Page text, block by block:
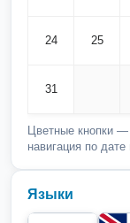
24 25
31
Цветные кнопки
навигация по дате
Языки